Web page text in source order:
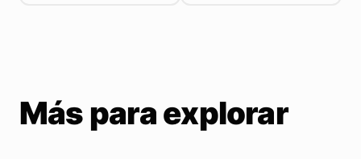
Más para explorar